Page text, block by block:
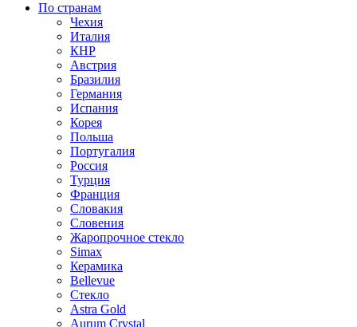
По странам
Чехия
Италия
КНР
Австрия
Бразилия
Германия
Испания
Корея
Польша
Португалия
Россия
Турция
Франция
Словакия
Словения
Жаропрочное стекло
Simax
Керамика
Bellevue
Стекло
Astra Gold
Aurum Crystal